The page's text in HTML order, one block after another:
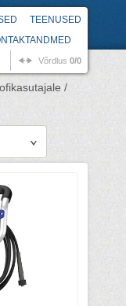
TEENUSED
Võrdlus 0/0
/